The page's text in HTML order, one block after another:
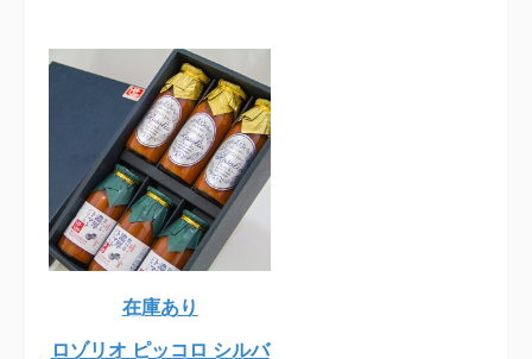
在庫あり
ロゾリオ ピッコロ シルバ